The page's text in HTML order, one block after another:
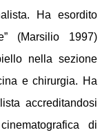
Ha esordito
(Marsilio 1997)
nella sezione
e chirurgia. Ha
accreditandosi
di